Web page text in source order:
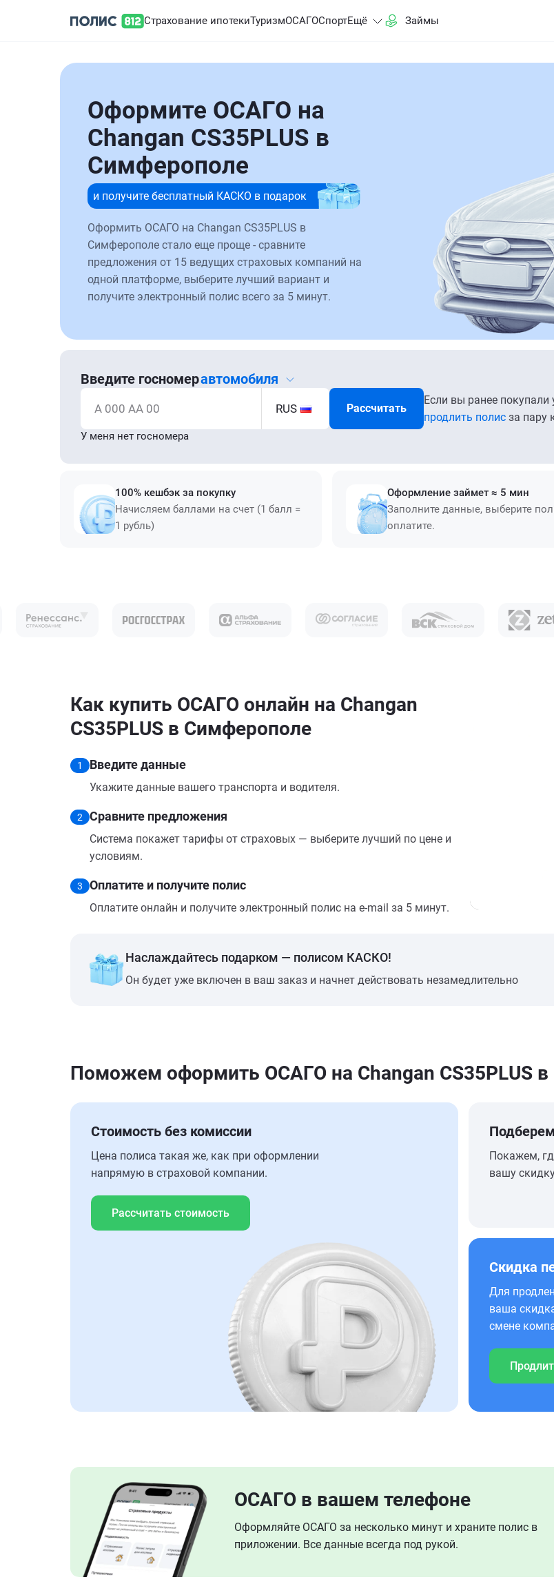
Страхование ипотекиТуризмОСАГОСпортЕщё Займы
Оформите ОСАГО на
Changan CS35PLUS в
Симферополе
и получите бесплатный КАСКО в подарок
Оформить ОСАГО на Changan CS35PLUS в
Симферополе стало еще проще - сравните
предложения от 15 ведущих страховых компаний на
одной платформе, выберите лучший вариант и
получите электронный полис всего за 5 минут.
Введите госномеравтомобиля
А 000 АА 00 RUS Рассчитать
Если вы ранее покупали
продлить полис за пару
У меня нет госномера
100% кешбэк за покупку
Начисляем баллами на счет (1 балл =
1 рубль)
Оформление займет ≈ 5 мин
Заполните данные, выберите
оплатите.
Как купить ОСАГО онлайн на Changan
CS35PLUS в Симферополе
1 Введите данные
Укажите данные вашего транспорта и водителя.
2 Сравните предложения
Система покажет тарифы от страховых — выберите лучший по цене и
условиям.
3 Оплатите и получите полис
Оплатите онлайн и получите электронный полис на e-mail за 5 минут.
Наслаждайтесь подарком — полисом КАСКО!
Он будет уже включен в ваш заказ и начнет действовать незамедлительно
Поможем оформить ОСАГО на Changan CS35PLUS
Стоимость без комиссии
Цена полиса такая же, как при оформлении
напрямую в страховой компании.
Рассчитать стоимость
Покажем,
вашу
Скидка
Для
ваша
смене
ОСАГО в вашем телефоне
Оформляйте ОСАГО за несколько минут и храните полис в
приложении. Все данные всегда под рукой.